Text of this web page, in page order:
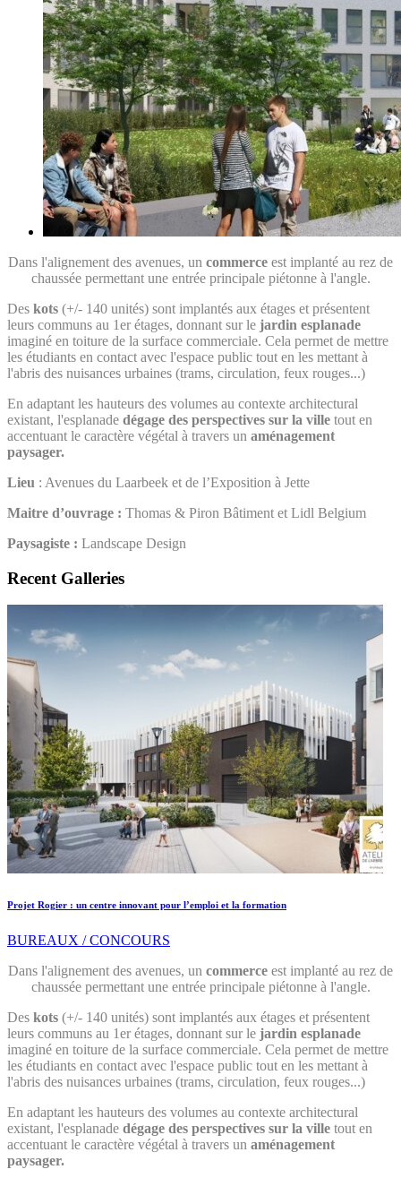
Dans l'alignement des avenues, un commerce est implanté au rez de
chaussée permettant une entrée principale piétonne à l'angle.
Des kots (+/- 140 unités) sont implantés aux étages et présentent
leurs communs au 1er étages, donnant sur le jardin esplanade
imaginé en toiture de la surface commerciale. Cela permet de mettre
les étudiants en contact avec l'espace public tout en les mettant à
l'abris des nuisances urbaines (trams, circulation, feux rouges...)
En adaptant les hauteurs des volumes au contexte architectural
existant, l'esplanade dégage des perspectives sur la ville tout en
accentuant le caractère végétal à travers un aménagement
paysager.
Lieu : Avenues du Laarbeek et de l’Exposition à Jette
Maitre d’ouvrage : Thomas & Piron Bâtiment et Lidl Belgium
Paysagiste : Landscape Design
Recent Galleries
Projet Rogier : un centre innovant pour l’emploi et la formation
BUREAUX / CONCOURS
Dans l'alignement des avenues, un commerce est implanté au rez de
chaussée permettant une entrée principale piétonne à l'angle.
Des kots (+/- 140 unités) sont implantés aux étages et présentent
leurs communs au 1er étages, donnant sur le jardin esplanade
imaginé en toiture de la surface commerciale. Cela permet de mettre
les étudiants en contact avec l'espace public tout en les mettant à
l'abris des nuisances urbaines (trams, circulation, feux rouges...)
En adaptant les hauteurs des volumes au contexte architectural
existant, l'esplanade dégage des perspectives sur la ville tout en
accentuant le caractère végétal à travers un aménagement
paysager.